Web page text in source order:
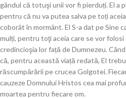
gândul că totuşi unii vor fi pierduți. El a
pentru că nu va putea salva pe toți
coborât în mormânt. El S-a dat pe Sine
mulți, pentru toţi aceia care se vor
credincioşia lor față de Dumnezeu.
că, pentru această viață redată, El
răscumpărării pe crucea Golgotei.
cauzeze Domnului Hristos cea mai
moartea pentru fiecare om.